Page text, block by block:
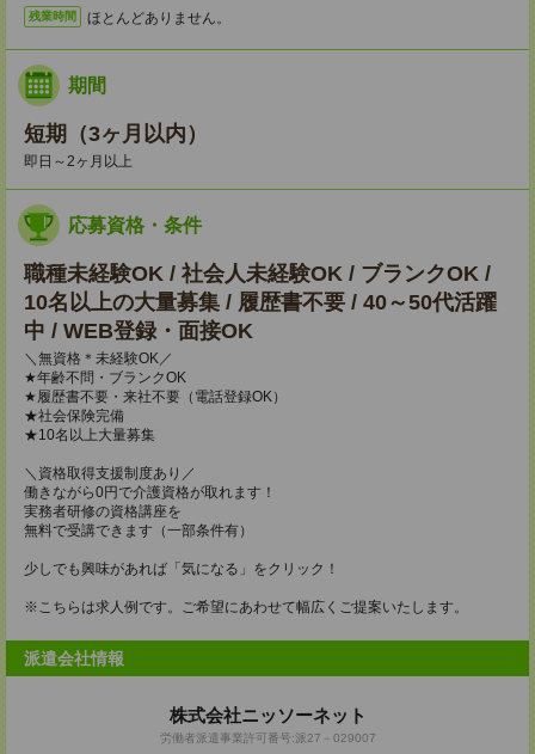
残業時間 ほとんどありません。
期間
短期（3ヶ月以内）
即日～2ヶ月以上
応募資格・条件
職種未経験OK / 社会人未経験OK / ブランクOK /
10名以上の大量募集 / 履歴書不要 / 40～50代活躍
中 / WEB登録・面接OK
＼無資格＊未経験OK／
★年齢不問・ブランクOK
★履歴書不要・来社不要（電話登録OK）
★社会保険完備
★10名以上大量募集
＼資格取得支援制度あり／
働きながら0円で介護資格が取れます！
実務者研修の資格講座を
無料で受講できます（一部条件有）
少しでも興味があれば「気になる」をクリック！
※こちらは求人例です。ご希望にあわせて幅広くご提案いたします。
派遣会社情報
株式会社ニッソーネット
労働者派遣事業許可番号:派27－029007